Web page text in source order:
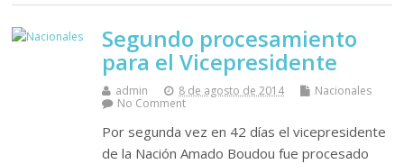
Segundo procesamiento
para el Vicepresidente
admin 8 de agosto de 2014
Nacionales
No Comment
Por segunda vez en 42 días el vicepresidente
de la Nación Amado Boudou fue procesado